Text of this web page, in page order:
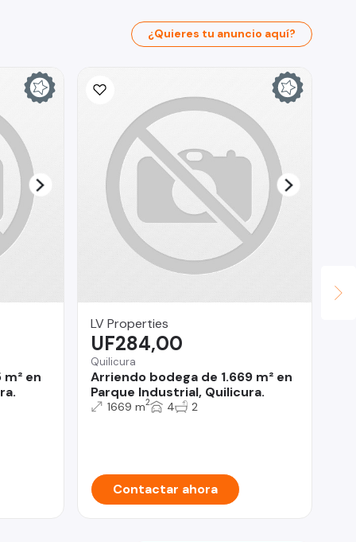
¿Quieres tu anuncio aquí?
en
LV Properties
Quilicura
Arriendo bodega de 1.669 m² en
Parque Industrial, Quilicura.
UF284,00
1669 m2 4 2
Contactar ahora